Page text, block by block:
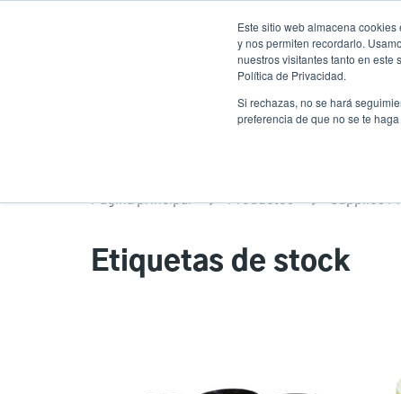
Este sitio web almacena
y nos permiten recordarlo.
nuestros visitantes tanto en este
Política de Privacidad.
Si rechazas, no se hará
preferencia de que no se te
Página principal Productos Supplies
Etiquetas de stock